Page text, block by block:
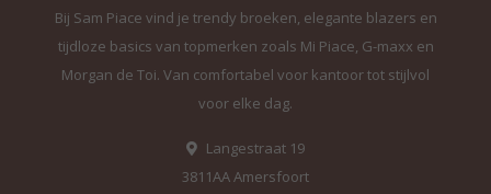
Bij Sam Piace vind je trendy broeken, elegante blazers en
tijdloze basics van topmerken zoals Mi Piace, G-maxx en
Morgan de Toi. Van comfortabel voor kantoor tot stijlvol
voor elke dag.
Langestraat 19
3811AA Amersfoort